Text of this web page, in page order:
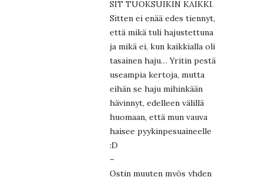
SIT TUOKSUIKIN KAIKKI.
Sitten ei enää edes tiennyt,
että mikä tuli hajustettuna
ja mikä ei, kun kaikkialla oli
tasainen haju… Yritin pestä
useampia kertoja, mutta
eihän se haju mihinkään
hävinnyt, edelleen välillä
huomaan, että mun vauva
haisee pyykinpesuaineelle
:D
–
Ostin muuten myös yhden